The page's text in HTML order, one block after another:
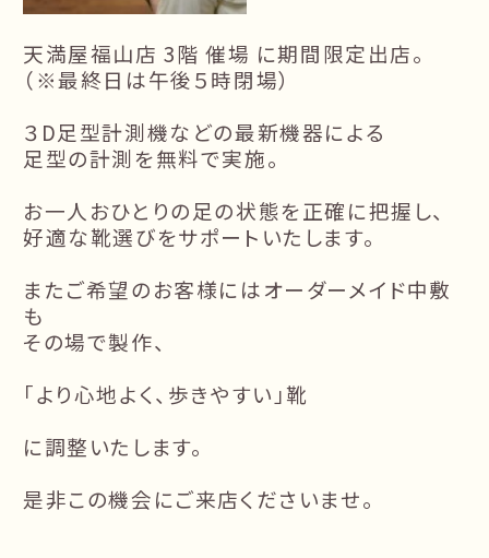
天満屋福山店 3階 催場 に期間限定出店。
（※最終日は午後５時閉場）
３D足型計測機などの最新機器による
足型の計測を無料で実施。
お一人おひとりの足の状態を正確に把握し、
好適な靴選びをサポートいたします。
またご希望のお客様にはオーダーメイド中敷
も
その場で製作、
「より心地よく、歩きやすい」靴
に調整いたします。
是非この機会にご来店くださいませ。